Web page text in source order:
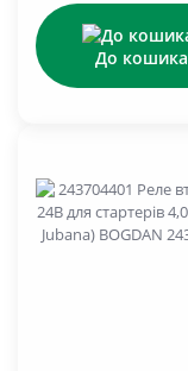
До кошика